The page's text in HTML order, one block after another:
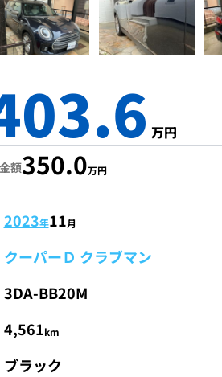
万円
額350.0万円
2023年11月
クーパーＤ クラブマン
3DA-BB20M
4,561km
ブラック